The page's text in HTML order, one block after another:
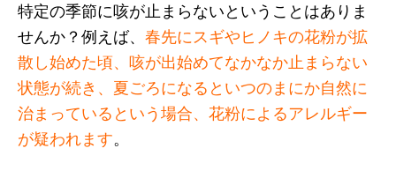
特定の季節に咳が止まらないということはありま
せんか？例えば、 春先にスギやヒノキの花粉が拡
散し始めた頃、咳が出始めてなかなか止まらない
状態が続き、夏ごろになるといつのまにか自然に
治まっているという場合、花粉によるアレルギー
が疑われます。